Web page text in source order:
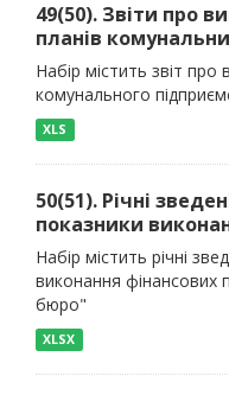
49(50). Звіти про
планів
Набір містить звіт про
комунального
XLS
50(51). Річні
показники
Набір містить річні
виконання фінансових
бюро"
XLSX